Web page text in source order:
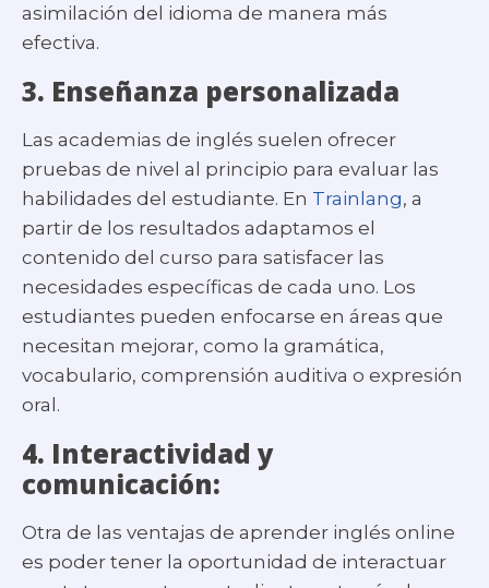
asimilación del idioma de manera más
efectiva.
3. Enseñanza personalizada
Las academias de inglés suelen ofrecer
pruebas de nivel al principio para evaluar las
habilidades del estudiante. En Trainlang, a
partir de los resultados adaptamos el
contenido del curso para satisfacer las
necesidades específicas de cada uno. Los
estudiantes pueden enfocarse en áreas que
necesitan mejorar, como la gramática,
vocabulario, comprensión auditiva o expresión
oral.
4. Interactividad y
comunicación:
Otra de las ventajas de aprender inglés online
es poder tener la oportunidad de interactuar